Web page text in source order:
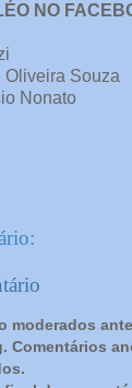
NO
Oliveira Souza
Nonato
moderados
Comentários